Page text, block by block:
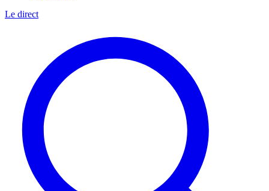
Le direct